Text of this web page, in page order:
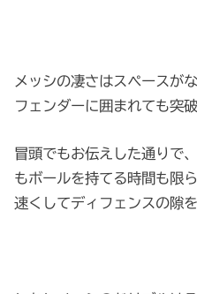
メッシの凄さはスペースが
フェンダーに囲まれても突
冒頭でもお伝えした通りで
もボールを持てる時間も限
速くしてディフェンスの隙